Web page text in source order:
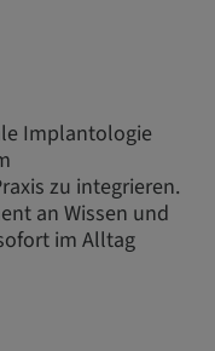
Implantologie
zu integrieren.
an Wissen und
im Alltag